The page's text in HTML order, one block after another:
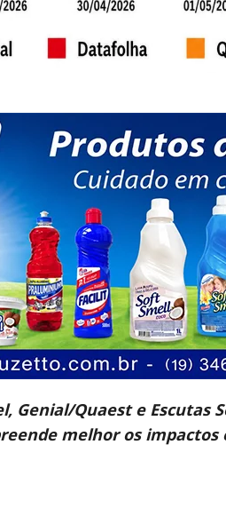
Genial/Quaest e Escutas
melhor os impactos